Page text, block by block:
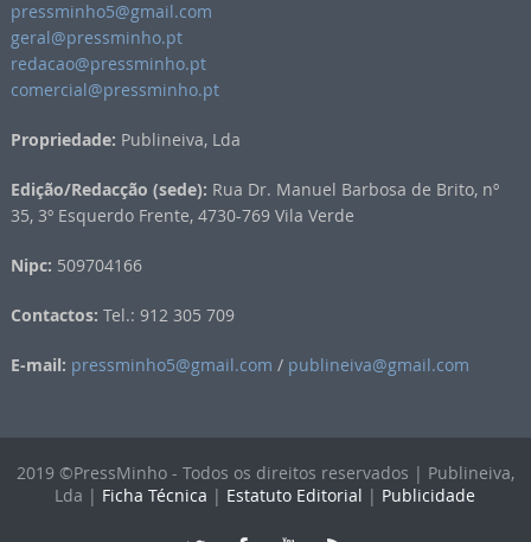
pressminho5@gmail.com
geral@pressminho.pt
redacao@pressminho.pt
comercial@pressminho.pt
Propriedade: Publineiva, Lda
Edição/Redacção (sede): Rua Dr. Manuel Barbosa de Brito, nº
35, 3º Esquerdo Frente, 4730-769 Vila Verde
Nipc: 509704166
Contactos: Tel.: 912 305 709
E-mail: pressminho5@gmail.com / publineiva@gmail.com
2019 ©PressMinho - Todos os direitos reservados | Publineiva,
Lda | Ficha Técnica | Estatuto Editorial | Publicidade